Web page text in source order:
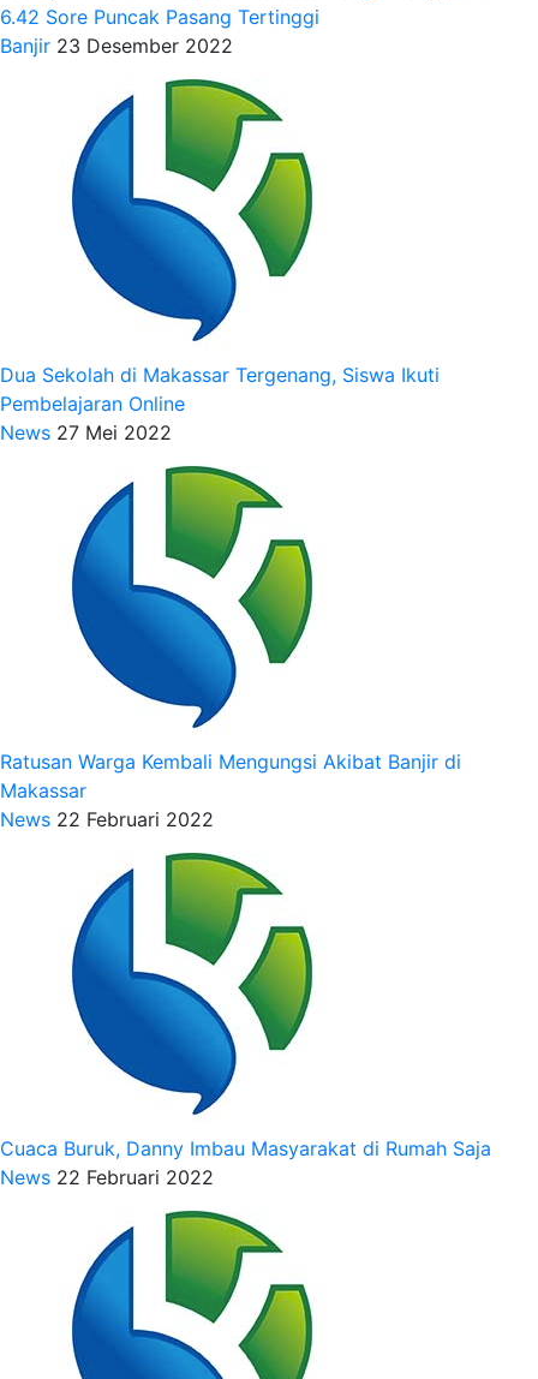
6.42 Sore Puncak Pasang Tertinggi
Banjir 23 Desember 2022
Dua Sekolah di Makassar Tergenang, Siswa Ikuti
Pembelajaran Online
News 27 Mei 2022
Ratusan Warga Kembali Mengungsi Akibat Banjir di
Makassar
News 22 Februari 2022
Cuaca Buruk, Danny Imbau Masyarakat di Rumah Saja
News 22 Februari 2022